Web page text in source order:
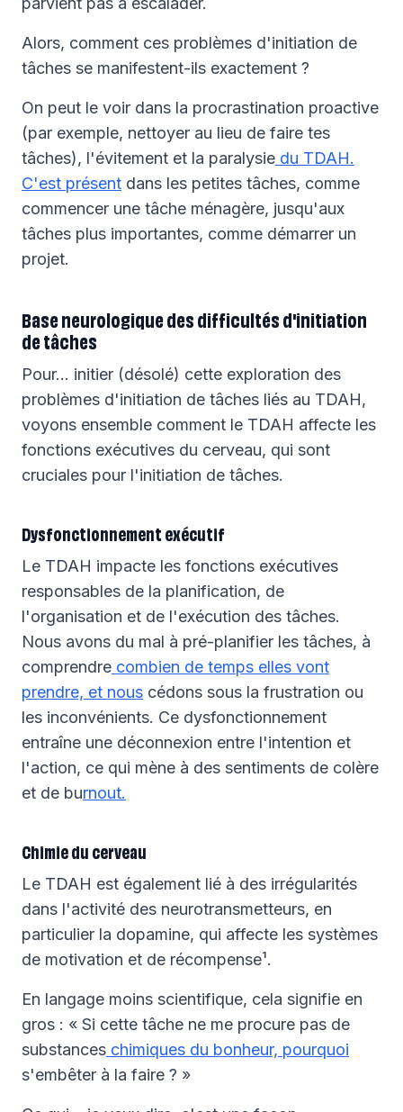
Alors, comment ces problèmes d'initiation de
tâches se manifestent-ils exactement ?
On peut le voir dans la procrastination proactive
(par exemple, nettoyer au lieu de faire tes
tâches), l'évitement et la paralysie du TDAH.
C'est présent dans les petites tâches, comme
commencer une tâche ménagère, jusqu'aux
tâches plus importantes, comme démarrer un
projet.
Base neurologique des difficultés d'initiation
de tâches
Pour… initier (désolé) cette exploration des
problèmes d'initiation de tâches liés au TDAH,
voyons ensemble comment le TDAH affecte les
fonctions exécutives du cerveau, qui sont
cruciales pour l'initiation de tâches.
Dysfonctionnement exécutif
Le TDAH impacte les fonctions exécutives
responsables de la planification, de
l'organisation et de l'exécution des tâches.
Nous avons du mal à pré-planifier les tâches, à
comprendre combien de temps elles vont
prendre, et nous cédons sous la frustration ou
les inconvénients. Ce dysfonctionnement
entraîne une déconnexion entre l'intention et
l'action, ce qui mène à des sentiments de colère
et de burnout.
Chimie du cerveau
Le TDAH est également lié à des irrégularités
dans l'activité des neurotransmetteurs, en
particulier la dopamine, qui affecte les systèmes
de motivation et de récompense¹.
En langage moins scientifique, cela signifie en
gros : « Si cette tâche ne me procure pas de
substances chimiques du bonheur, pourquoi
s'embêter à la faire ? »